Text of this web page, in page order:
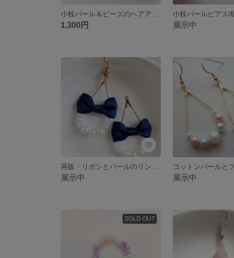
1,300円 展示中
展示中 展示中
SOLD OUT